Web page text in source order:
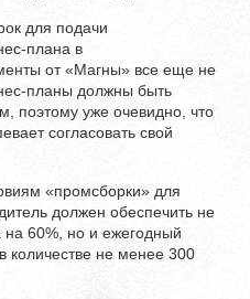
для подачи
плана в
от «Магны» все еще не
планы должны быть
поэтому уже очевидно, что
согласовать свой
«промсборки» для
должен обеспечить не
на 60%, но и ежегодный
количестве не менее 300